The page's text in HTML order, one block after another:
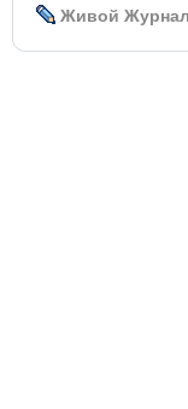
Живой Журнал